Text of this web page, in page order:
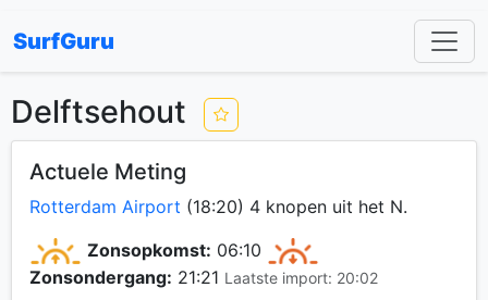
SurfGuru
Delftsehout
Actuele Meting
Rotterdam Airport (18:20) 4 knopen uit het N.
Zonsopkomst: 06:10
Zonsondergang: 21:21 Laatste import: 20:02